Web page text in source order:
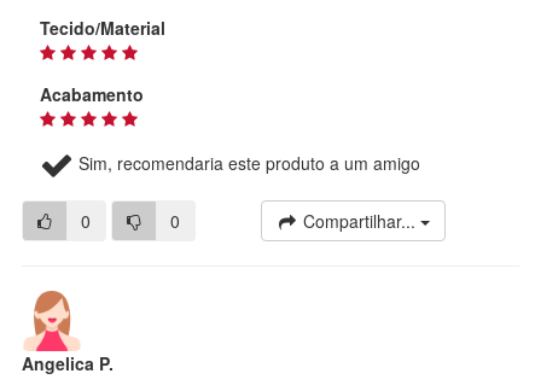
Tecido/Material
Acabamento
Sim, recomendaria este produto a um amigo
0 0 Compartilhar...
Angelica P.